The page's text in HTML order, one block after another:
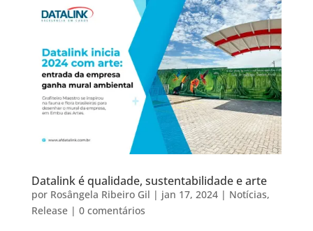
Datalink é qualidade, sustentabilidade e arte
por Rosângela Ribeiro Gil | jan 17, 2024| Notícias,
Release| 0 comentários